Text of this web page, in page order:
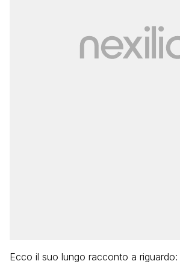
Ecco il suo lungo racconto a riguardo: